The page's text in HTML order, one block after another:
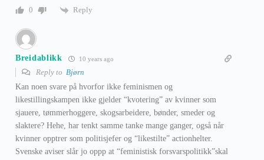
0
Reply
Breidablikk 10 years ago
Reply to Bjørn
Kan noen svare på hvorfor ikke feminismen og
likestillingskampen ikke gjelder “kvotering” av kvinner som
sjauere, tømmerhoggere, skogsarbeidere, bønder, smeder og
slaktere? Hehe, har tenkt samme tanke mange ganger, også når
kvinner opptrer som politisjefer og “likestilte” actionhelter.
Svenske aviser slår jo oppp at “feministisk forsvarspolitikk”skal